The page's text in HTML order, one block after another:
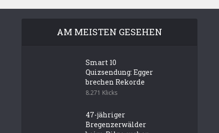
AM MEISTEN GESEHEN
Smart 10
Quizsendung: Egger
brechen Rekorde
8.271 Klicks
47-jähriger
Bregenzerwälder